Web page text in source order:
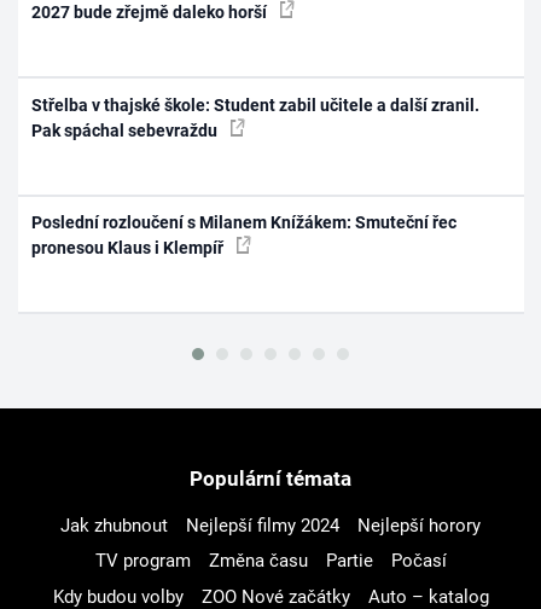
2027 bude zřejmě daleko horší
Střelba v thajské škole: Student zabil učitele a další zranil.
Pak spáchal sebevraždu
Poslední rozloučení s Milanem Knížákem: Smuteční řec
pronesou Klaus i Klempíř
Populární témata
Jak zhubnout Nejlepší filmy 2024
Nejlepší horory
TV program
Změna času Partie
Počasí
Kdy budou volby
ZOO Nové začátky
Auto – katalog